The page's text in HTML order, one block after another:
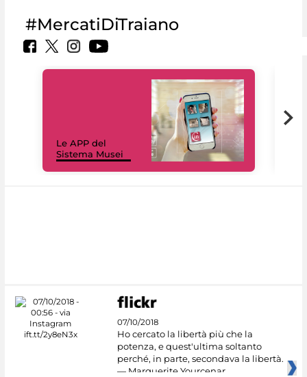
#MercatiDiTraiano
Le APP del
Sistema Musei
07/10/2018
Ho cercato la libertà più che la
potenza, e quest'ultima soltanto
perché, in parte, secondava la libertà.
— Marguerite Yourcenar